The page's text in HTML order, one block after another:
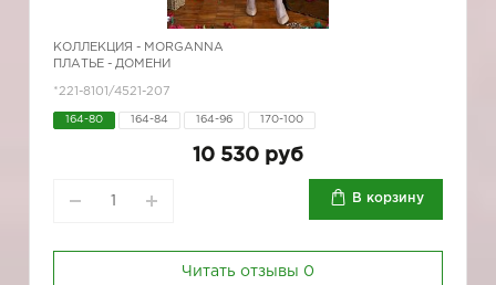
КОЛЛЕКЦИЯ - MORGANNA
ПЛАТЬЕ - ДОМЕНИ
*221-8101/4521-207
164-80 164-84 164-96 170-100
10 530 руб
В корзину
Читать отзывы 0